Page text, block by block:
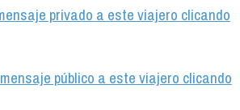
privado a este viajero clicando
público a este viajero clicando